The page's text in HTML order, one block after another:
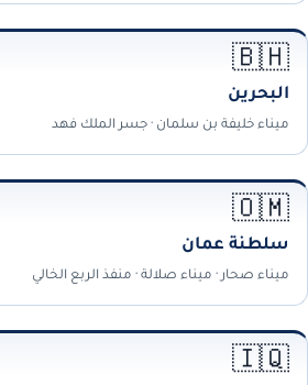
🇧🇭
البحرين
ميناء خليفة بن سلمان · جسر الملك فهد
🇴🇲
سلطنة عمان
ميناء صحار · ميناء صلالة · منفذ الربع الخالي
🇮🇶